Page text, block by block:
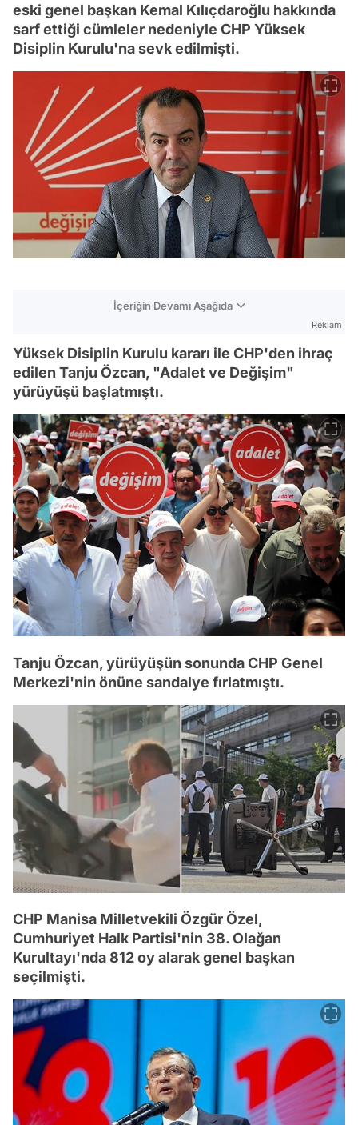
eski genel başkan Kemal Kılıçdaroğlu hakkında
sarf ettiği cümleler nedeniyle CHP Yüksek
Disiplin Kurulu'na sevk edilmişti.
İçeriğin Devamı Aşağıda
Reklam
Yüksek Disiplin Kurulu kararı ile CHP'den ihraç
edilen Tanju Özcan, "Adalet ve Değişim"
yürüyüşü başlatmıştı.
Tanju Özcan, yürüyüşün sonunda CHP Genel
Merkezi'nin önüne sandalye fırlatmıştı.
CHP Manisa Milletvekili Özgür Özel,
Cumhuriyet Halk Partisi'nin 38. Olağan
Kurultayı'nda 812 oy alarak genel başkan
seçilmişti.